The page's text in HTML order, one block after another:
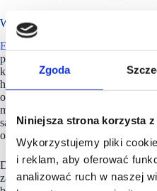
Zgoda
Niniejsza strona korzysta
Wykorzystujemy pliki
i reklam, aby oferować
analizować ruch w naszej
W portfelu EPP
EPP
pod względem powierzchni najmu
którym zarządzamy, obejmuje 33
handlowych i 6 kompleksów
około 2,9 miliardów euro i
miliona metrów kwadratowych.
są zlokalizowane w najbardziej
o największym popycie
Dąży do dostarczenia najemcom
zarządzanej powierzchni,